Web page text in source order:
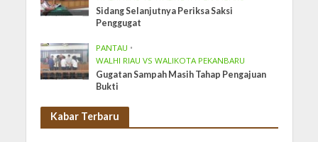
Sidang Selanjutnya Periksa Saksi
Penggugat
PANTAU •
WALHI RIAU VS WALIKOTA PEKANBARU
Gugatan Sampah Masih Tahap Pengajuan
Bukti
Kabar Terbaru